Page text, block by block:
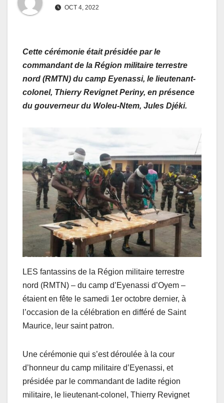
OCT 4, 2022
Cette cérémonie était présidée par le
commandant de la Région militaire terrestre
nord (RMTN) du camp Eyenassi, le lieutenant-
colonel, Thierry Revignet Periny, en présence
du gouverneur du Woleu-Ntem, Jules Djéki.
LES fantassins de la Région militaire terrestre
nord (RMTN) – du camp d’Eyenassi d’Oyem –
étaient en fête le samedi 1er octobre dernier, à
l’occasion de la célébration en différé de Saint
Maurice, leur saint patron.
Une cérémonie qui s’est déroulée à la cour
d’honneur du camp militaire d’Eyenassi, et
présidée par le commandant de ladite région
militaire, le lieutenant-colonel, Thierry Revignet